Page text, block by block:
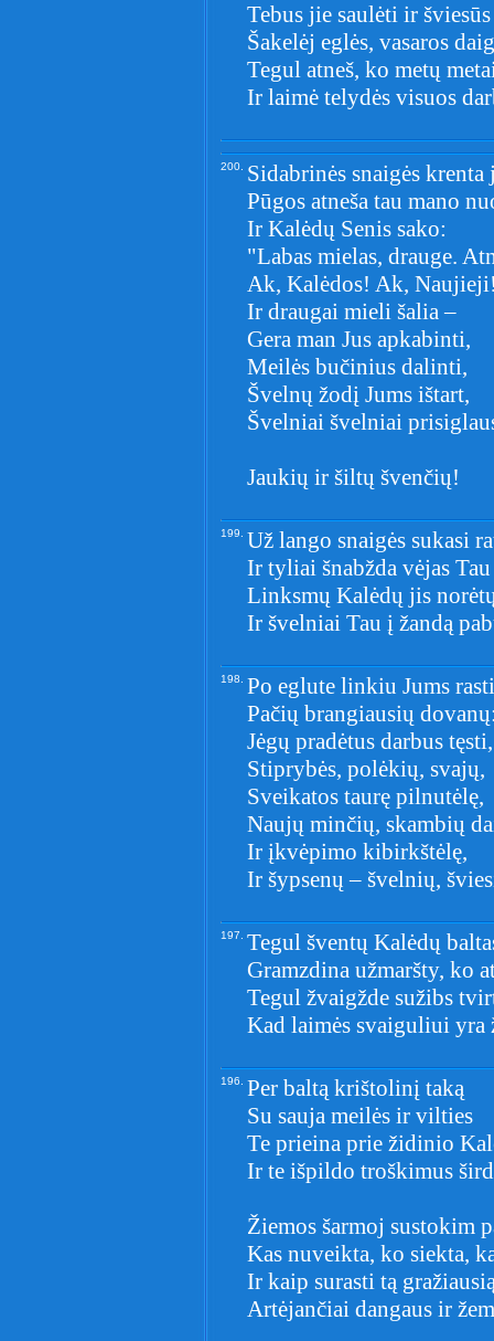
Tebus jie saulėti ir šviesūs
Šakelėj eglės, vasaros
Tegul atneš, ko metų
Ir laimė telydės visuos
200. Sidabrinės snaigės krenta
Pūgos atneša tau mano
Ir Kalėdų Senis sako:
"Labas mielas, drauge.
Ak, Kalėdos! Ak,
Ir draugai mieli šalia –
Gera man Jus apkabinti,
Meilės bučinius dalinti,
Švelnų žodį Jums ištart,
Švelniai švelniai
Jaukių ir šiltų švenčių!
199. Už lango snaigės sukasi
Ir tyliai šnabžda vėjas
Linksmų Kalėdų jis
Ir švelniai Tau į žandą
198. Po eglute linkiu Jums rasti
Pačių brangiausių
Jėgų pradėtus darbus tęsti,
Stiprybės, polėkių, svajų,
Sveikatos taurę pilnutėlę,
Naujų minčių, skambių
Ir įkvėpimo kibirkštėlę,
Ir šypsenų – švelnių,
197. Tegul šventų Kalėdų
Gramzdina užmaršty, ko
Tegul žvaigžde sužibs
Kad laimės svaiguliui yra
196. Per baltą krištolinį taką
Su sauja meilės ir vilties
Te prieina prie židinio
Ir te išpildo troškimus
Žiemos šarmoj sustokim
Kas nuveikta, ko siekta,
Ir kaip surasti tą
Artėjančiai dangaus ir